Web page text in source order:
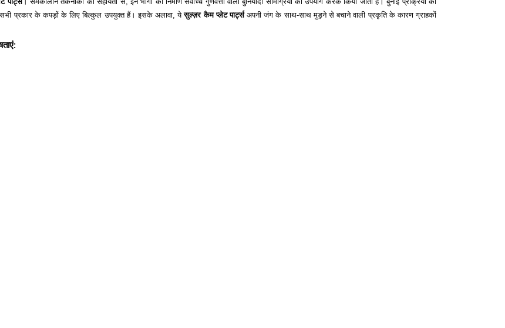
सभी प्रकार के कपड़ों के लिए बिल्कुल उपयुक्त हैं। इसके अलावा, येसुल्ज़र कैम प्लेट पार्ट्सअपनी जंग के साथ-साथ मुड़ने से बचाने वाली प्रकृति के कारण ग्राहकों